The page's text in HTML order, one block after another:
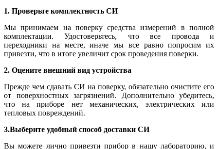
1. Проверьте комплектность СИ
Мы принимаем на поверку средства измерений в полной
комплектации. Удостоверьтесь, что все провода и
переходники на месте, иначе мы все равно попросим их
привезти, что в итоге увеличит срок проведения поверки.
2. Оцените внешний вид устройства
Прежде чем сдавать СИ на поверку, обязательно очистите его
от поверхностных загрязнений. Дополнительно убедитесь,
что на приборе нет механических, электрических или
тепловых повреждений.
3.Выберите удобный способ доставки СИ
Вы можете лично привезти прибор в нашу лабораторию, и